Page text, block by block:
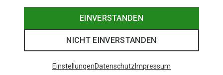
EINVERSTANDEN
NICHT EINVERSTANDEN
EinstellungenDatenschutz Impressum